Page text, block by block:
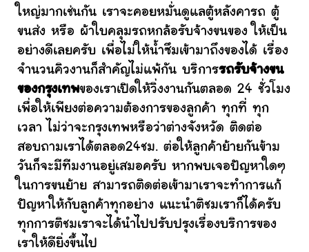
ใหญ่มากเช่นกัน เราจะคอยหมั่นดูแลตู้หลังคารถ ตู้
ขนส่ง หรือ ผ้าใบคลุมรถหกล้อรับจ้างขนของ ให้เป็น
อย่างดีเลยครับ เพื่อไม่ให้น้ำซึมเข้ามาถึงของได้ เรื่อง
จำนวนคิวงานก็สำคัญไม่แพ้กัน บริการรถรับจ้างขน
ของกรุงเทพของเราเปิดให้วิ่งงานกันตลอด 24 ชั่วโมง
เพื่อให้เพียงต่อความต้องการของลูกค้า ทุกที่ ทุก
เวลา ไม่ว่าจะกรุงเทพหรือว่าต่างจังหวัด ติดต่อ
สอบถามเราได้ตลอด24ชม. ต่อให้ลูกค้าย้ายกันข้าม
วันก็จะมีทีมงานอยู่เสมอครับ หากพบเจอปัญหาใดๆ
ในการขนย้าย สามารถติดต่อเข้ามาเราจะทำการแก้
ปัญหาให้กับลูกค้าทุกอย่าง แนะนำติชมเราก็ได้ครับ
ทุกการติชมเราจะได้นำไปปรับปรุงเรื่องบริการของ
เราให้ดียิ่งขึ้นไป